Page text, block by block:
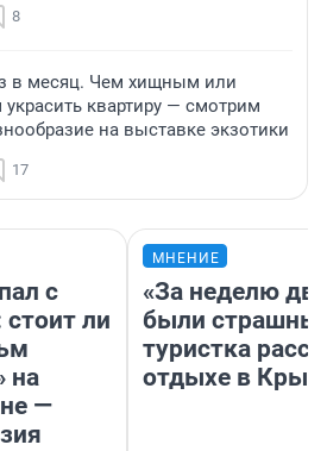
8
в месяц. Чем хищным или
квартиру — смотрим
на выставке экзотики
17
с
ли
на
—
МНЕНИЕ
«За неделю
были
туристка
отдыхе в